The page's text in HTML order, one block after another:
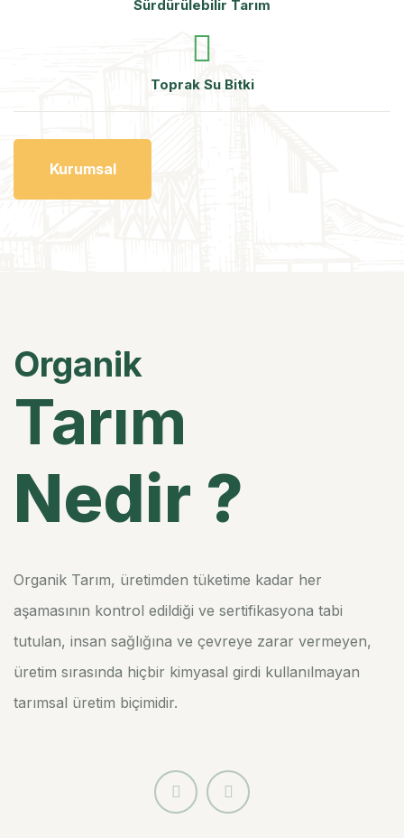
Sürdürülebilir Tarım
Toprak Su Bitki
Kurumsal
Organik
Tarım
Nedir ?
Organik Tarım, üretimden tüketime kadar her
aşamasının kontrol edildiği ve sertifikasyona tabi
tutulan, insan sağlığına ve çevreye zarar vermeyen,
üretim sırasında hiçbir kimyasal girdi kullanılmayan
tarımsal üretim biçimidir.